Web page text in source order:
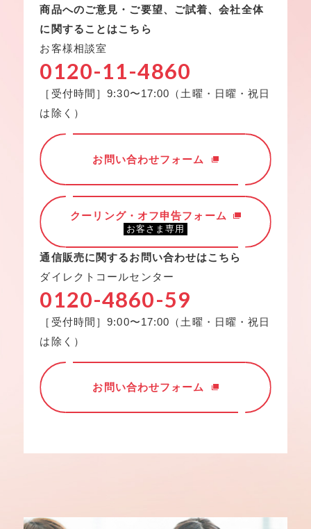
商品へのご意見・ご要望、ご試着、会社全体
に関することはこちら
お客様相談室
0120-11-4860
［受付時間］9:30〜17:00（土曜・日曜・祝日
は除く）
お問い合わせフォーム
クーリング・オフ申告フォーム
お客さま専用
通信販売に関するお問い合わせはこちら
ダイレクトコールセンター
0120-4860-59
［受付時間］9:00〜17:00（土曜・日曜・祝日
は除く）
お問い合わせフォーム